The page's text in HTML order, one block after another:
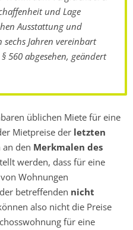
und Lage
Ausstattung und
Jahren vereinbart
560 abgesehen, geändert
üblichen Miete für eine
Mietpreise der letzten
den Merkmalen des
werden, dass für eine
Wohnungen
betreffenden nicht
also nicht die Preise
für eine